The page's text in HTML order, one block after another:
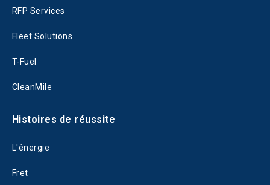
RFP Services
Fleet Solutions
T-Fuel
CleanMile
Histoires de réussite
L'énergie
Fret